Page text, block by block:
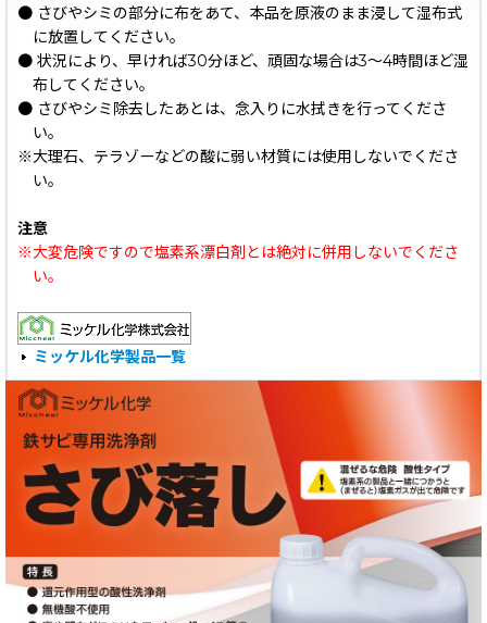
● さびやシミの部分に布をあて、本品を原液のまま浸して湿布式
に放置してください。
● 状況により、早ければ30分ほど、頑固な場合は3〜4時間ほど湿
布してください。
● さびやシミ除去したあとは、念入りに水拭きを行ってくださ
い。
※大理石、テラゾーなどの酸に弱い材質には使用しないでくださ
い。
注意
※大変危険ですので塩素系漂白剤とは絶対に併用しないでくださ
い。
ミッケル化学製品一覧